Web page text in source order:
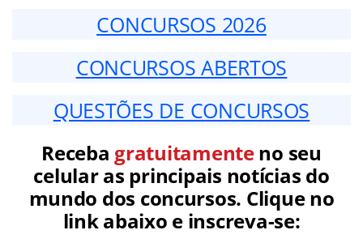
CONCURSOS 2026
CONCURSOS ABERTOS
QUESTÕES DE CONCURSOS
Receba gratuitamenteno seu
celular as principais notícias do
mundo dos concursos. Clique no
link abaixo e inscreva-se: